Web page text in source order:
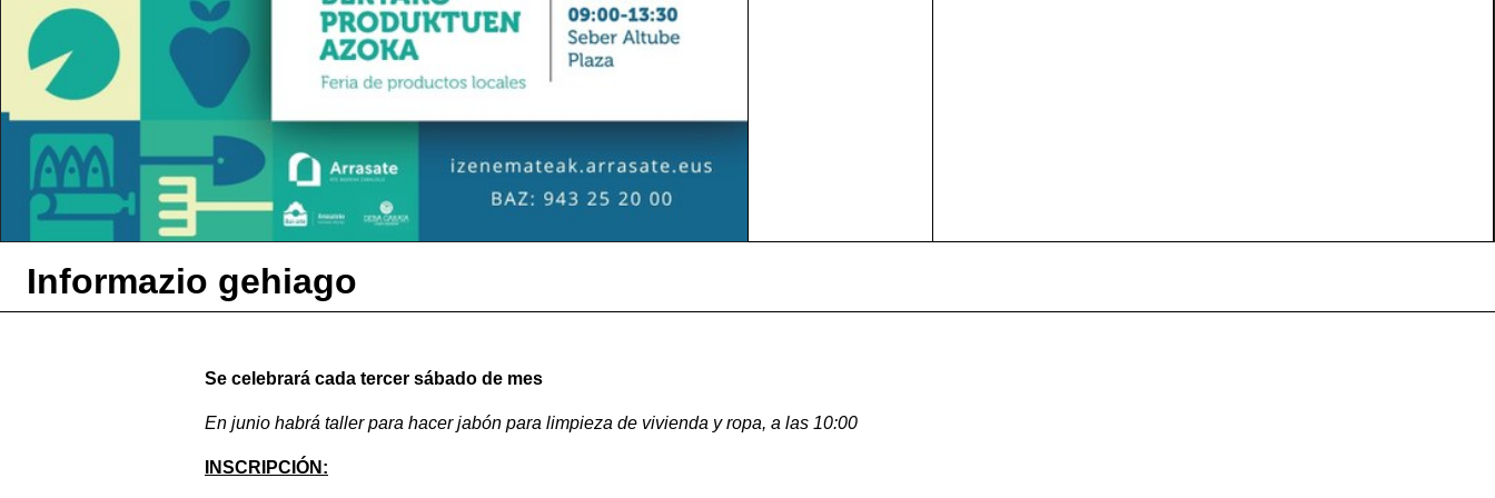
Informazio gehiago
Se celebrará cada tercer sábado de mes
En junio habrá taller para hacer jabón para limpieza de vivienda y ropa, a las 10:00
INSCRIPCIÓN: